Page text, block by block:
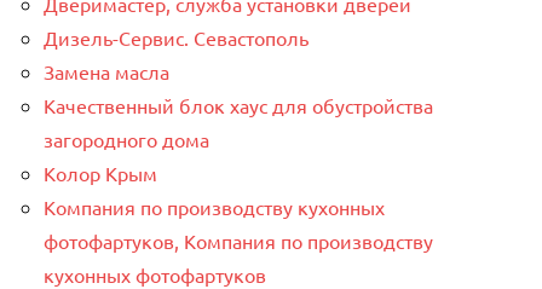
Дизель-Сервис. Севастополь
Замена масла
Качественный блок хаус для обустройства
загородного дома
Колор Крым
Компания по производству кухонных
фотофартуков, Компания по производству
кухонных фотофартуков